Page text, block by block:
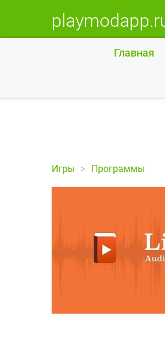
Главная
Игры Программы